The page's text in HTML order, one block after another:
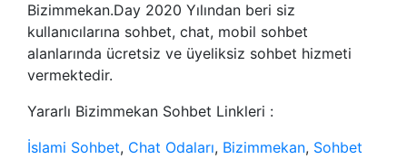
Bizimmekan.Day 2020 Yılından beri siz
kullanıcılarına sohbet, chat, mobil sohbet
alanlarında ücretsiz ve üyeliksiz sohbet hizmeti
vermektedir.
Yararlı Bizimmekan Sohbet Linkleri :
İslami Sohbet, Chat Odaları, Bizimmekan, Sohbet